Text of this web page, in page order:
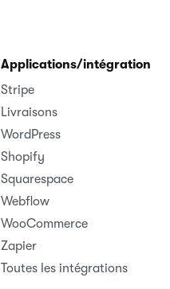
Applications/intégrations
Stripe
Livraisons
WordPress
Shopify
Squarespace
Webflow
WooCommerce
Zapier
Toutes les intégrations